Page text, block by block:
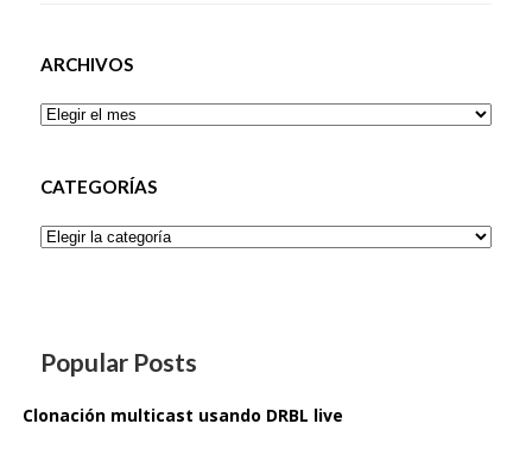
ARCHIVOS
Archivos
CATEGORÍAS
Categorías
Popular Posts
Clonación multicast usando DRBL live